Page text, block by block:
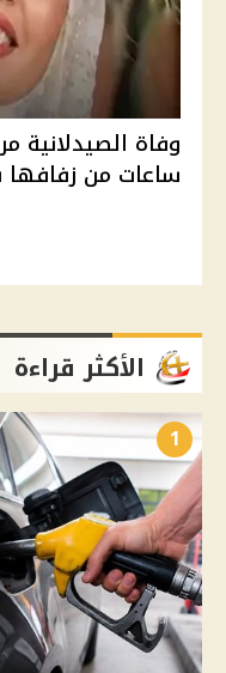
وفاة الصيدلانية
ساعات من
الأكثر قراءة
1